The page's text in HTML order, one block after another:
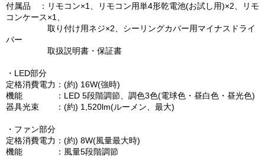
付属品 ：リモコン×1、リモコン用単4形乾電池(お試し用)×2、リモ
コンケース×1、
取り付け用ネジ×2、シーリングカバー用マイナスドライ
バー
取扱説明書・保証書
・LED部分
定格消費電力：(約) 16W(強時)
機能 ：LED 5段階調節、調色3色(電球色・昼白色・昼光色)
器具光束 ：(約) 1,520lm(ルーメン、最大)
・ファン部分
定格消費電力：(約) 8W(風量最大時)
機能 ：風量5段階調節